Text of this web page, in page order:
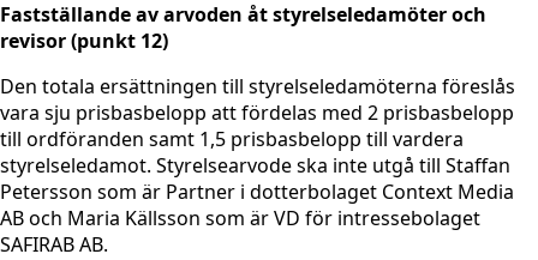
Fastställande av arvoden åt styrelseledamöter och
revisor (punkt 12)
Den totala ersättningen till styrelseledamöterna föreslås
vara sju prisbasbelopp att fördelas med 2 prisbasbelopp
till ordföranden samt 1,5 prisbasbelopp till vardera
styrelseledamot. Styrelsearvode ska inte utgå till Staffan
Petersson som är Partner i dotterbolaget Context Media
AB och Maria Källsson som är VD för intressebolaget
SAFIRAB AB.